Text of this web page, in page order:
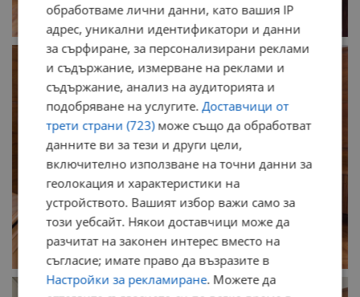
обработваме лични данни, като вашия IP
адрес, уникални идентификатори и данни
за сърфиране, за персонализирани реклами
и съдържание, измерване на реклами и
съдържание, анализ на аудиторията и
подобряване на услугите.Доставчици от
трети страни (723)може също да обработват
данните ви за тези и други цели,
включително използване на точни данни за
геолокация и характеристики на
устройството. Вашият избор важи само за
този уебсайт. Някои доставчици може да
разчитат на законен интерес вместо на
съгласие; имате право да възразите в
Настройки за рекламиране. Можете да